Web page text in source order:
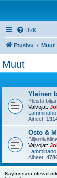
UKK
Etusivu Muut
Muut
Yleinen
Yleistä
Valvojat:
Lamminaho
Aiheet:
Osto &
Valvojat:
Lamminaho
Aiheet:
Käytössäsi olevat